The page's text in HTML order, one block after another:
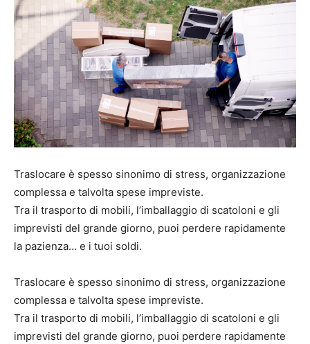
Traslocare è spesso sinonimo di stress, organizzazione
complessa e talvolta spese impreviste.
Tra il trasporto di mobili, l’imballaggio di scatoloni e gli
imprevisti del grande giorno, puoi perdere rapidamente
la pazienza… e i tuoi soldi.
Traslocare è spesso sinonimo di stress, organizzazione
complessa e talvolta spese impreviste.
Tra il trasporto di mobili, l’imballaggio di scatoloni e gli
imprevisti del grande giorno, puoi perdere rapidamente